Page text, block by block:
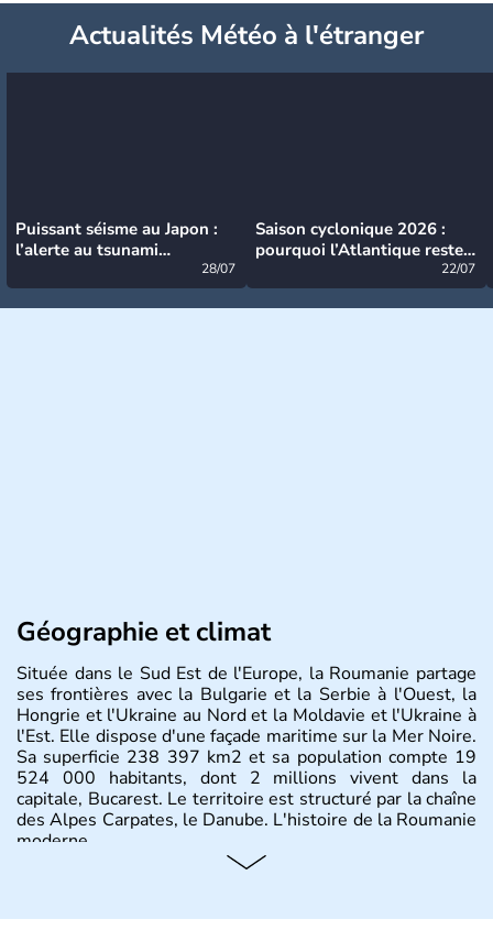
Actualités Météo à l'étranger
Puissant séisme au Japon :
l’alerte au tsunami
28/07
Saison cyclonique 2026 :
pourquoi l’Atlantique reste
22/07
Géographie et climat
Située dans le Sud Est de l'Europe, la Roumanie partage
ses frontières avec la Bulgarie et la Serbie à l'Ouest, la
Hongrie et l'Ukraine au Nord et la Moldavie et l'Ukraine à
l'Est. Elle dispose d'une façade maritime sur la Mer Noire.
Sa superficie 238 397 km2 et sa population compte 19
524 000 habitants, dont 2 millions vivent dans la
capitale, Bucarest. Le territoire est structuré par la chaîne
des Alpes Carpates, le Danube. L'histoire de la Roumanie
moderne.